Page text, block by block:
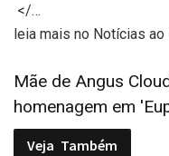
</…
leia mais no Notícias ao
Mãe de Angus
homenagem em
Veja Também